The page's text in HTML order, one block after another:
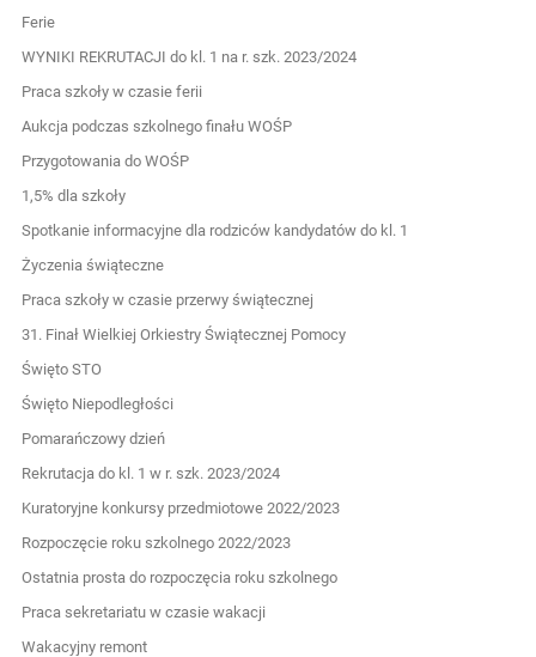
Ferie
WYNIKI REKRUTACJI do kl. 1 na r. szk. 2023/2024
Praca szkoły w czasie ferii
Aukcja podczas szkolnego finału WOŚP
Przygotowania do WOŚP
1,5% dla szkoły
Spotkanie informacyjne dla rodziców kandydatów do kl. 1
Życzenia świąteczne
Praca szkoły w czasie przerwy świątecznej
31. Finał Wielkiej Orkiestry Świątecznej Pomocy
Święto STO
Święto Niepodległości
Pomarańczowy dzień
Rekrutacja do kl. 1 w r. szk. 2023/2024
Kuratoryjne konkursy przedmiotowe 2022/2023
Rozpoczęcie roku szkolnego 2022/2023
Ostatnia prosta do rozpoczęcia roku szkolnego
Praca sekretariatu w czasie wakacji
Wakacyjny remont